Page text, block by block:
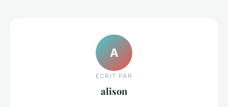
A
ECRIT PAR
alison